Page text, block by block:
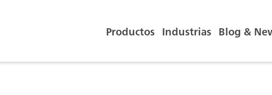
Productos Industrias Blog &